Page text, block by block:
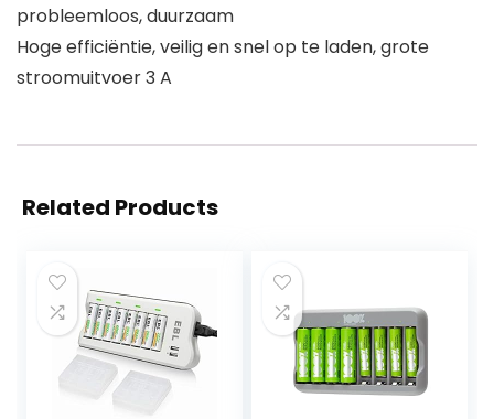
probleemloos, duurzaam
Hoge efficiëntie, veilig en snel op te laden, grote
stroomuitvoer 3 A
Related Products